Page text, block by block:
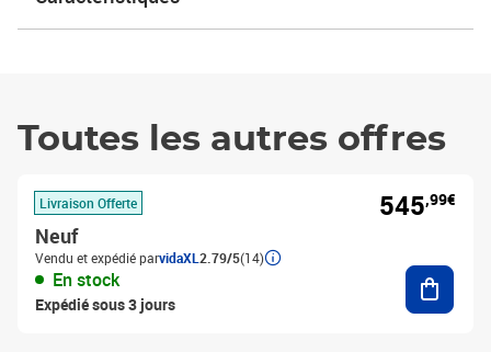
Toutes les autres offres
Livraison Offerte
Neuf
Vendu et expédié parvidaXL 2.79/5(14)
En stock
Expédié sous 3 jours
545,99€